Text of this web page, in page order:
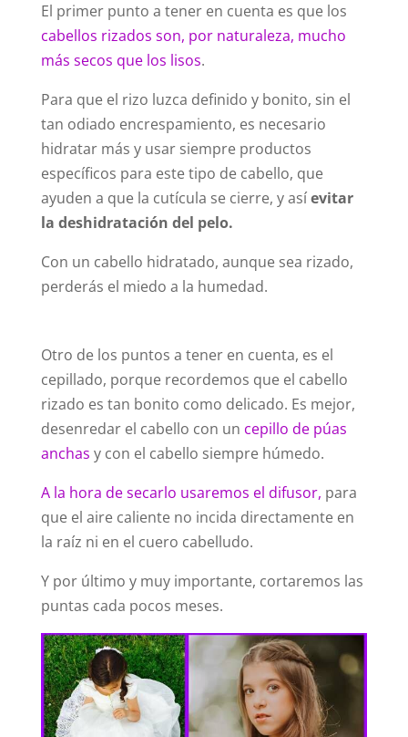
El primer punto a tener en cuenta es que los
cabellos rizados son, por naturaleza, mucho
más secos que los lisos.
Para que el rizo luzca definido y bonito, sin el
tan odiado encrespamiento, es necesario
hidratar más y usar siempre productos
específicos para este tipo de cabello, que
ayuden a que la cutícula se cierre, y asíevitar
la deshidratación del pelo.
Con un cabello hidratado, aunque sea rizado,
perderás el miedo a la humedad.
Otro de los puntos a tener en cuenta, es el
cepillado, porque recordemos que el cabello
rizado es tan bonito como delicado. Es mejor,
desenredar el cabello con un cepillo de púas
anchas y con el cabello siempre húmedo.
A la hora de secarlo usaremos el difusor, para
que el aire caliente no incida directamente en
la raíz ni en el cuero cabelludo.
Y por último y muy importante, cortaremos las
puntas cada pocos meses.